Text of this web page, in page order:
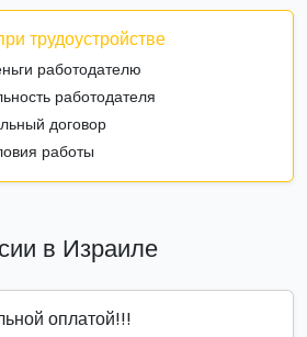
трудоустройстве
работодателю
работодателя
договор
работы
в Израиле
оплатой!!!